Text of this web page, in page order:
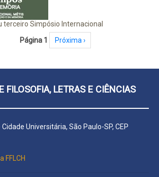
terceiro Simpósio Internacional
Página 1 Próxima página
Próxima ›
FILOSOFIA, LETRAS E CIÊNCIAS
Cidade Universitária, São Paulo-SP, CEP
FFLCH